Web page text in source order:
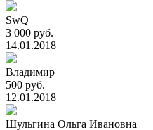
SwQ
3 000 руб.
14.01.2018
Владимир
500 руб.
12.01.2018
Шульгина Ольга Ивановна